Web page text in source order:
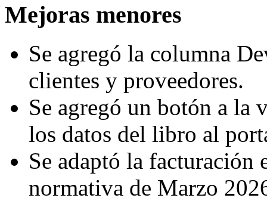
Mejoras menores
Se agregó la columna
clientes y proveedores.
Se agregó un botón a la
los datos del libro al
Se adaptó la facturación
normativa de Marzo